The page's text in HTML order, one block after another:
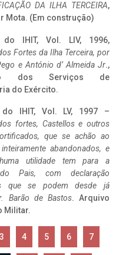
DA ILHA TERCEIRA,
Mota. (Em construção)
do IHIT, Vol. LIV, 1996,
Fortes da Ilha Terceira, por
e António d’ Almeida Jr.,
dos Serviços de
do Exército.
do IHIT, Vol. LV, 1997 –
fortes, Castellos e outros
que se achão ao
abandonados, e
utilidade tem para a
Pais, com declaração
que se podem desde já
Barão de Bastos. Arquivo
Militar.
3 4 5 6 7